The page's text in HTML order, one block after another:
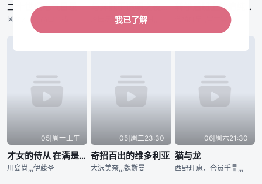
二十世纪电气目录
冈村公平,,,高山真绪
与奔驰于透明之夜的你，谈一场看不见的恋爱。 转学后班上的清纯可爱美少女，竟是小时候玩在一起的哥们儿
仓桥N泞,,,宫本実生
05|周一上午
才女的侍从 在满是高岭之花的贵族学校暗中照顾（毫无生活自理能力的）学院第一大小姐
川岛尚,,,伊藤圣
05|周二23:30
奇招百出的维多利亚
大沢美奈,,,魏斯曼
06|周六21:30
猫与龙
西野理恵、仓员千晶,,,
我已了解